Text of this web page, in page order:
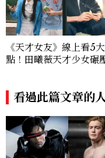
《天才女友》線上看5
點！田曦薇天才少女碾
看過此篇文章的